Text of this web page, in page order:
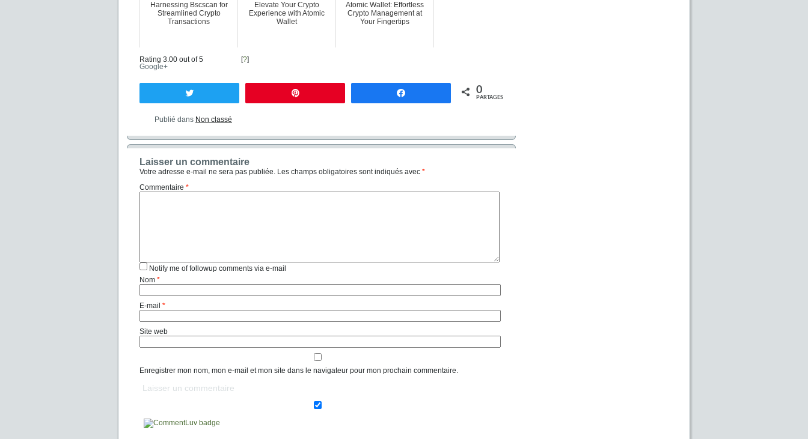
Harnessing Bscscan for
Streamlined Crypto
Transactions
Elevate Your Crypto
Experience with Atomic
Wallet
Atomic Wallet: Effortless
Crypto Management at
Your Fingertips
Rating 3.00 out of 5 [?]
Google+
0
PARTAGES
Publié dans Non classé
Laisser un commentaire
Votre adresse e-mail ne sera pas publiée. Les champs obligatoires sont indiqués avec *
Commentaire *
Notify me of followup comments via e-mail
Nom *
E-mail *
Site web
Enregistrer mon nom, mon e-mail et mon site dans le navigateur pour mon prochain commentaire.